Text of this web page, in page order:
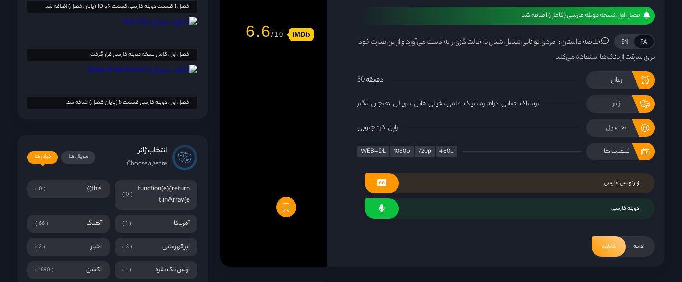
فصل اول نسخه دوبله فارسی (کامل) اضافه شد
FA
EN خلاصه داستان : مردی توانایی تبدیل شدن به حالت گازی را به دست می‌آورد و از این قدرت خود
برای سرقت از بانک‌ها استفاده می‌کند.
زمان 50 دقیقه
ژانر ترسناک جنایی درام رمانتیک علمی تخیلی قاتل سریالی هیجان انگیز
محصول ژاپن کره جنوبی
کیفیت ها WEB-DL 1080p 720p 480p
زیرنویس فارسی
دوبله فارسی
ادامه دانلود
6.6 IMDb
فصل 1 قسمت دوبله فارسی قسمت 9 و 10 (پایان فصل) اضافه شد
فصل اول کامل نسخه دوبله فارسی قرار گرفت
فصل اول دوبله فارسی قسمت 8 (پایان فصل) اضافه شد
انتخاب ژانر
Choose a genre
فیلم ها سریال ها
function(e){return
t.inArray(e
0
this)}
0
آمریکا 1 آهنگ 66
ابرقهرمانی 3 اخبار 2
ارتش تک نفره 1 اکشن 1890